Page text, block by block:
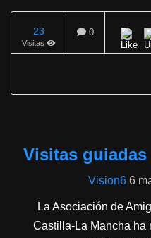
23
Visitas
0
Visitas
Vision6 6
La Asociación de
Castilla-La Mancha ha